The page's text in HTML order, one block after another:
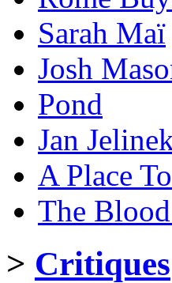
Sarah Maï
Josh
Pond
Jan
A Place
The
> Critiques